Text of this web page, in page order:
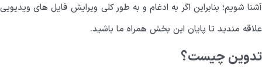
آشنا شویم؛ بنابراین اگر به ادغام و به طور کلی ویرایش فایل های ویدیویی
علاقه مندید تا پایان این بخش همراه ما باشید.
تدوین چیست؟